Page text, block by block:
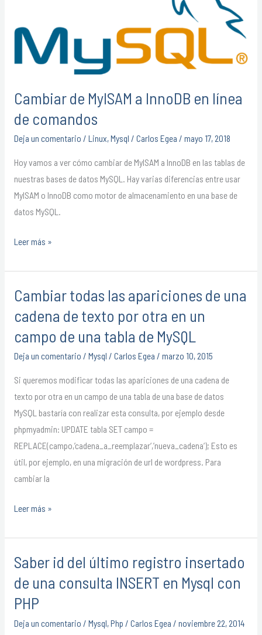
Cambiar de MyISAM a InnoDB en línea
de comandos
Deja un comentario / Linux,Mysql / Carlos Egea / mayo 17, 2018
Hoy vamos a ver cómo cambiar de MyISAM a InnoDB en las tablas de
nuestras bases de datos MySQL. Hay varias diferencias entre usar
MyISAM o InnoDB como motor de almacenamiento en una base de
datos MySQL.
InnoDB
comandos
Leer más »
Cambiar todas las apariciones de una
cadena de texto por otra en un
campo de una tabla de MySQL
Deja un comentario / Mysql / Carlos Egea / marzo 10, 2015
Si queremos modificar todas las apariciones de una cadena de
texto por otra en un campo de una tabla de una base de datos
MySQL bastaría con realizar esta consulta, por ejemplo desde
phpmyadmin: UPDATE tabla SET campo =
REPLACE(campo,’cadena_a_reemplazar‘,’nueva_cadena‘); Esto es
útil, por ejemplo, en una migración de url de wordpress. Para
cambiar la
Cambiar
las
apariciones
de
una
de
texto
por
otra
campo
una
tabla
de
MySQL
Leer más »
Saber id del último registro insertado
de una consulta INSERT en Mysql con
PHP
Deja un comentario / Mysql,Php / Carlos Egea / noviembre 22, 2014
Saber
id
del
último
registro